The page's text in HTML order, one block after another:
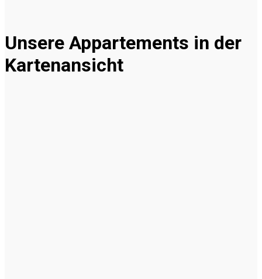
Unsere Appartements in der
Kartenansicht